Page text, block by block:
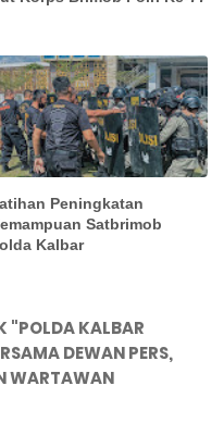
Peningkatan
Satbrimob
Kalbar
"POLDA KALBAR
DEWAN PERS,
WARTAWAN